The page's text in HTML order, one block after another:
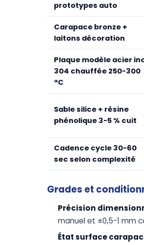
prototypes auto
Carapace bronze +
laitons décoration
Plaque modèle acier
304 chauffée 250-300
°C
Sable silice + résine
phénolique 3-5 % cuit
Cadence cycle 30-60
sec selon complexité
Grades et
Précision
manuel et ±0,5-1 mm
État surface